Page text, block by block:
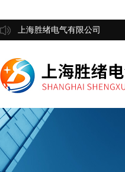
上海胜绪电气有限公司